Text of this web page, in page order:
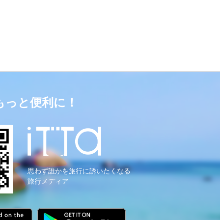
と便利に！
思わず誰かを旅行に誘いたくなる
旅行メディア